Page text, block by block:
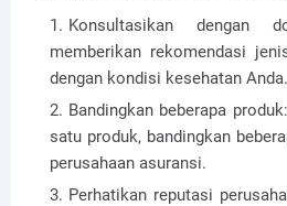
Konsultasikan dengan
memberikan rekomendasi
dengan kondisi kesehatan Anda.
Bandingkan beberapa
satu produk, bandingkan
perusahaan asuransi.
Perhatikan reputasi